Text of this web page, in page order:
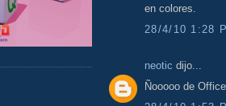
en colores.
28/4/10 1:28
neotic dijo...
Ñooooo de